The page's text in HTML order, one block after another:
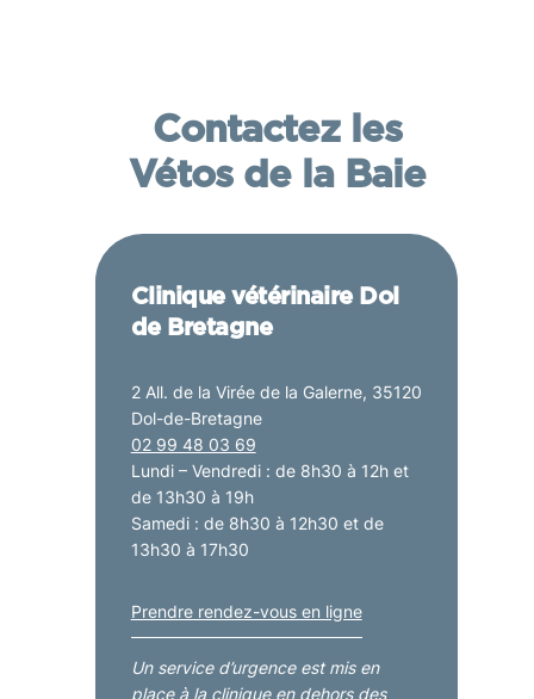
Contactez les
Vétos de la Baie
Clinique vétérinaire Dol
de Bretagne
2 All. de la Virée de la Galerne, 35120
Dol-de-Bretagne
02 99 48 03 69
Lundi – Vendredi : de 8h30 à 12h et
de 13h30 à 19h
Samedi : de 8h30 à 12h30 et de
13h30 à 17h30
Prendre rendez-vous en ligne
Un service d’urgence est mis en
place à la clinique en dehors des